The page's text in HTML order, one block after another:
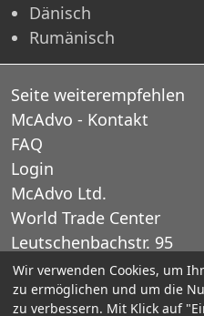
Dänisch
Rumänisch
Seite weiterempfehlen
McAdvo - Kontakt
FAQ
Login
McAdvo Ltd.
World Trade Center
Leutschenbachstr. 95
CH-8050 Zurich
Schweiz
Wir verwenden Cookies, um
zu ermöglichen und um die
zu verbessern. Mit Klick auf